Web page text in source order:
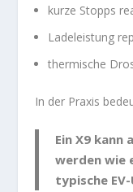
kurze Stopps
Ladeleistung
thermische
In der Praxis
Ein X9
werden wie
typische